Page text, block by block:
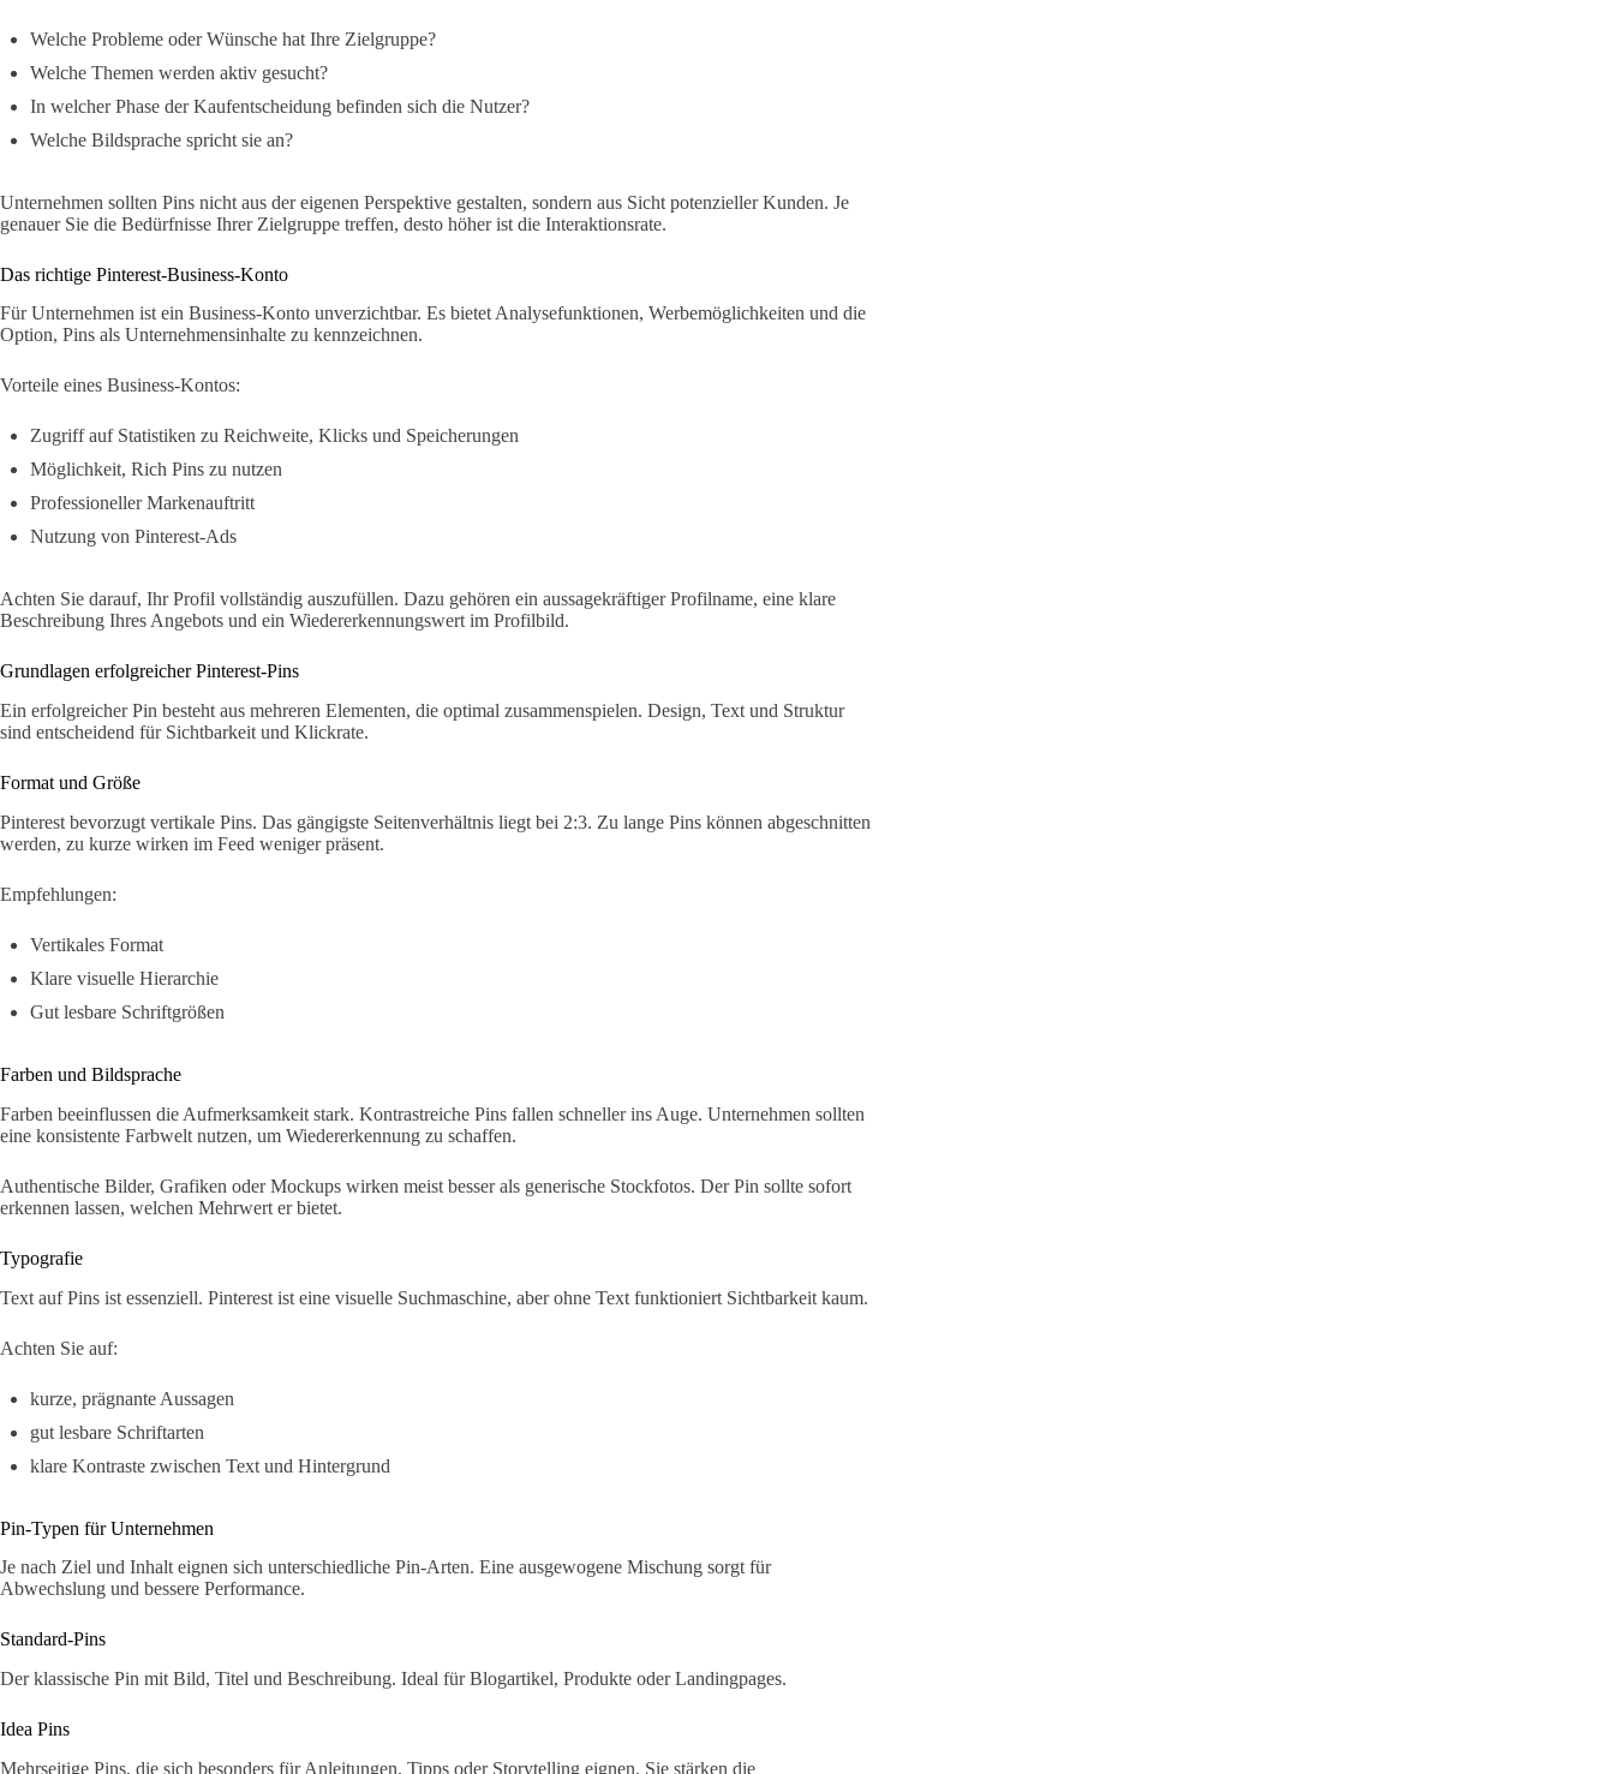
Welche Probleme oder Wünsche hat Ihre Zielgruppe?
Welche Themen werden aktiv gesucht?
In welcher Phase der Kaufentscheidung befinden sich die Nutzer?
Welche Bildsprache spricht sie an?
Unternehmen sollten Pins nicht aus der eigenen Perspektive gestalten, sondern aus Sicht potenzieller Kunden. Je
genauer Sie die Bedürfnisse Ihrer Zielgruppe treffen, desto höher ist die Interaktionsrate.
Das richtige Pinterest-Business-Konto
Für Unternehmen ist ein Business-Konto unverzichtbar. Es bietet Analysefunktionen, Werbemöglichkeiten und die
Option, Pins als Unternehmensinhalte zu kennzeichnen.
Vorteile eines Business-Kontos:
Zugriff auf Statistiken zu Reichweite, Klicks und Speicherungen
Möglichkeit, Rich Pins zu nutzen
Professioneller Markenauftritt
Nutzung von Pinterest-Ads
Achten Sie darauf, Ihr Profil vollständig auszufüllen. Dazu gehören ein aussagekräftiger Profilname, eine klare
Beschreibung Ihres Angebots und ein Wiedererkennungswert im Profilbild.
Grundlagen erfolgreicher Pinterest-Pins
Ein erfolgreicher Pin besteht aus mehreren Elementen, die optimal zusammenspielen. Design, Text und Struktur
sind entscheidend für Sichtbarkeit und Klickrate.
Format und Größe
Pinterest bevorzugt vertikale Pins. Das gängigste Seitenverhältnis liegt bei 2:3. Zu lange Pins können abgeschnitten
werden, zu kurze wirken im Feed weniger präsent.
Empfehlungen:
Vertikales Format
Klare visuelle Hierarchie
Gut lesbare Schriftgrößen
Farben und Bildsprache
Farben beeinflussen die Aufmerksamkeit stark. Kontrastreiche Pins fallen schneller ins Auge. Unternehmen sollten
eine konsistente Farbwelt nutzen, um Wiedererkennung zu schaffen.
Authentische Bilder, Grafiken oder Mockups wirken meist besser als generische Stockfotos. Der Pin sollte sofort
erkennen lassen, welchen Mehrwert er bietet.
Typografie
Text auf Pins ist essenziell. Pinterest ist eine visuelle Suchmaschine, aber ohne Text funktioniert Sichtbarkeit kaum.
Achten Sie auf:
kurze, prägnante Aussagen
gut lesbare Schriftarten
klare Kontraste zwischen Text und Hintergrund
Pin-Typen für Unternehmen
Je nach Ziel und Inhalt eignen sich unterschiedliche Pin-Arten. Eine ausgewogene Mischung sorgt für
Abwechslung und bessere Performance.
Standard-Pins
Der klassische Pin mit Bild, Titel und Beschreibung. Ideal für Blogartikel, Produkte oder Landingpages.
Idea Pins
Mehrseitige Pins, die sich besonders für Anleitungen, Tipps oder Storytelling eignen. Sie stärken die